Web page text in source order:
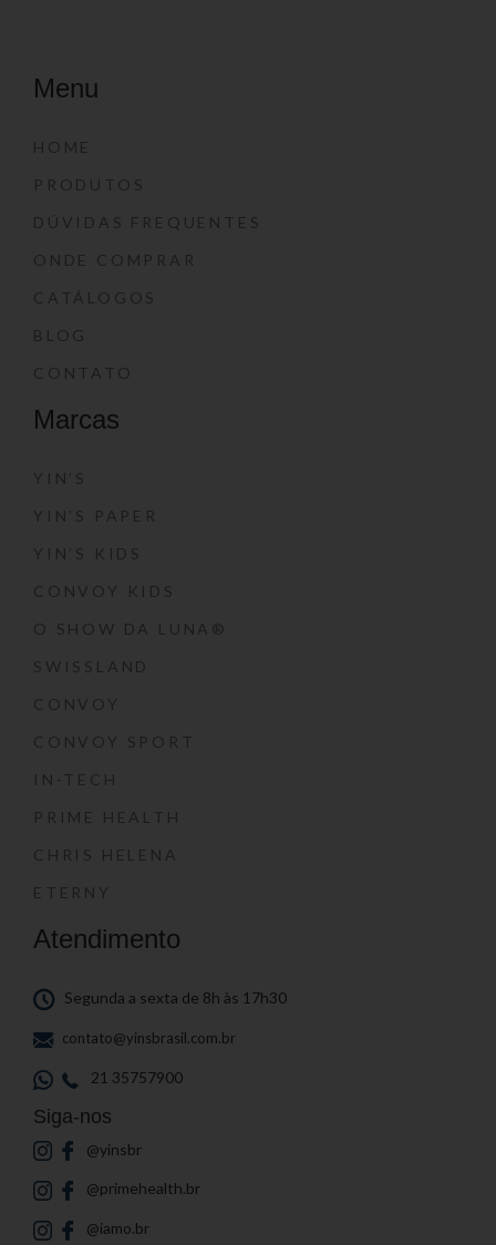
Menu
HOME
PRODUTOS
DÚVIDAS FREQUENTES
ONDE COMPRAR
CATÁLOGOS
BLOG
CONTATO
Marcas
YIN’S
YIN’S PAPER
YIN’S KIDS
CONVOY KIDS
O SHOW DA LUNA®
SWISSLAND
CONVOY
CONVOY SPORT
IN-TECH
PRIME HEALTH
CHRIS HELENA
ETERNY
Atendimento
Segunda a sexta de 8h às 17h30
contato@yinsbrasil.com.br
21 35757900
Siga-nos
@yinsbr
@primehealth.br
@iamo.br